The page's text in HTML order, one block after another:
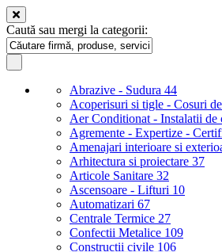
Caută sau mergi la categorii:
Abrazive - Sudura 44
Acoperisuri si tigle - Cosuri
Aer Conditionat - Instalatii de
Agremente - Expertize -
Amenajari interioare si
Arhitectura si proiectare 37
Articole Sanitare 32
Ascensoare - Lifturi 10
Automatizari 67
Centrale Termice 27
Confectii Metalice 109
Constructii civile 106